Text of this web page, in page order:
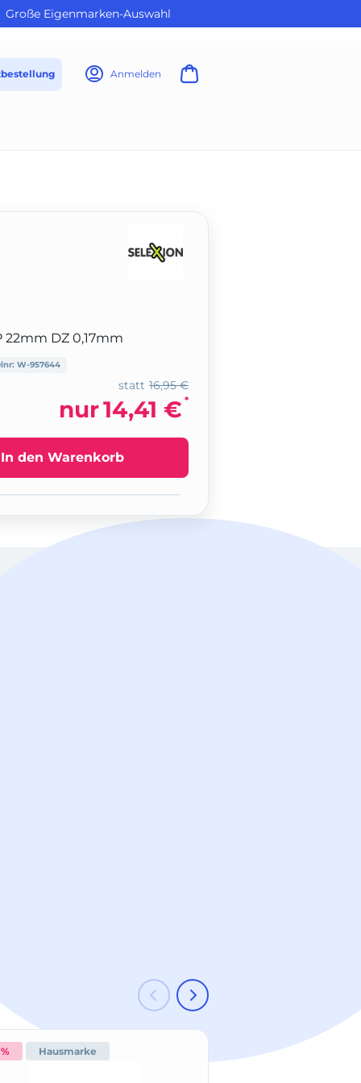
Große Eigenmarken-Auswahl
Anmelden
DZ 0,17mm
W-957644
16,95 €
statt
nur14,41 € *
In den Warenkorb
Hausmarke -15 %